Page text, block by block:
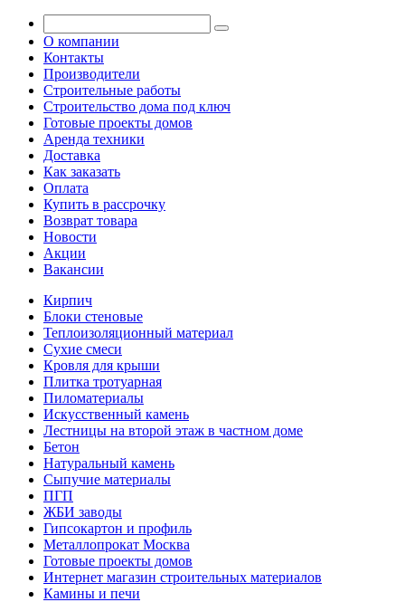
О компании
Контакты
Производители
Строительные работы
Строительство дома под ключ
Готовые проекты домов
Аренда техники
Доставка
Как заказать
Оплата
Купить в рассрочку
Возврат товара
Новости
Акции
Вакансии
Кирпич
Блоки стеновые
Теплоизоляционный материал
Сухие смеси
Кровля для крыши
Плитка тротуарная
Пиломатериалы
Искусственный камень
Лестницы на второй этаж в частном доме
Бетон
Натуральный камень
Сыпучие материалы
ПГП
ЖБИ заводы
Гипсокартон и профиль
Металлопрокат Москва
Готовые проекты домов
Интернет магазин строительных материалов
Камины и печи